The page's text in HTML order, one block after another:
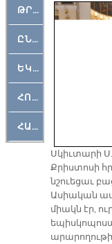
ԹՐՔԱՀԱՅ ԿԵԱՆՔ
ԸՆԿԵՐԱՄՇԱԿՈՒԹԱՅԻՆ
ԵԿԵՂԵՑԱԿԱՆ
ՀՈԳԵՄՏԱՒՈՐ
ՀԱՐԹԱԿ
Սկիւտարի Ս.
Քրիստոսի
նշուեցաւ
Ասիական
միակն էր,